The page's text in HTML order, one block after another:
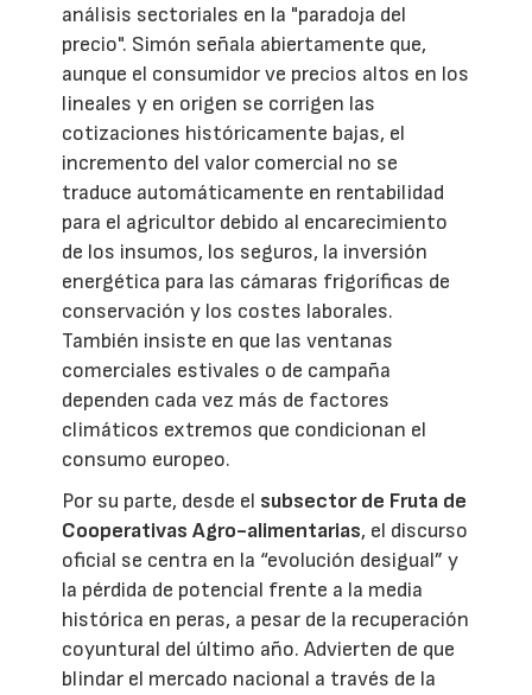
análisis sectoriales en la "paradoja del
precio". Simón señala abiertamente que,
aunque el consumidor ve precios altos en los
lineales y en origen se corrigen las
cotizaciones históricamente bajas, el
incremento del valor comercial no se
traduce automáticamente en rentabilidad
para el agricultor debido al encarecimiento
de los insumos, los seguros, la inversión
energética para las cámaras frigoríficas de
conservación y los costes laborales.
También insiste en que las ventanas
comerciales estivales o de campaña
dependen cada vez más de factores
climáticos extremos que condicionan el
consumo europeo.
Por su parte, desde el subsector de Fruta de
Cooperativas Agro-alimentarias, el discurso
oficial se centra en la “evolución desigual” y
la pérdida de potencial frente a la media
histórica en peras, a pesar de la recuperación
coyuntural del último año. Advierten de que
blindar el mercado nacional a través de la